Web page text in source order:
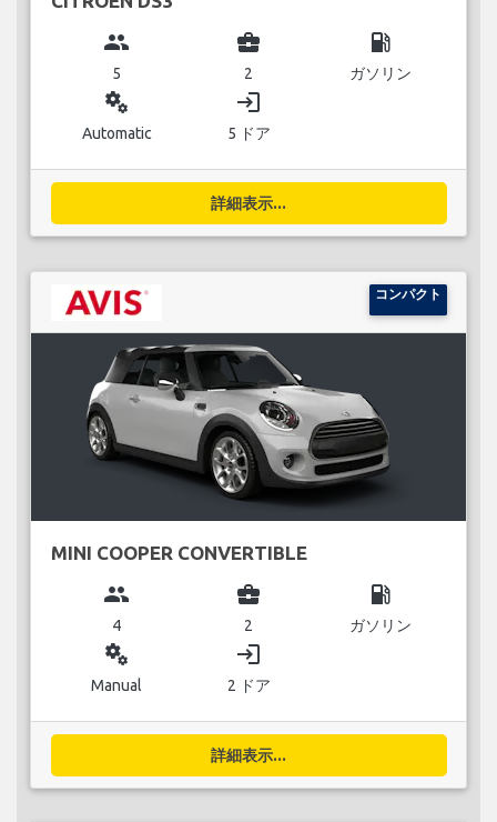
group
5
business_center
2
local_gas_station
ガソリン
miscellaneous_services
Automatic
login
5 ドア
詳細表示...
コンパクト
MINI COOPER CONVERTIBLE
group
4
business_center
2
local_gas_station
ガソリン
miscellaneous_services
Manual
login
2 ドア
詳細表示...